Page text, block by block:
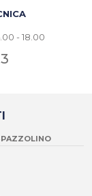
- 18.00